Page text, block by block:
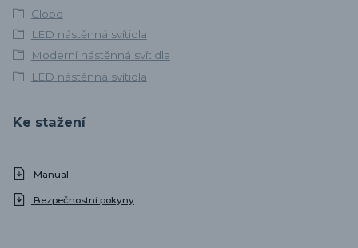
Globo
LED nástěnná svítidla
Moderní nástěnná svítidla
LED nástěnná svítidla
Ke stažení
Manual
Bezpečnostní pokyny